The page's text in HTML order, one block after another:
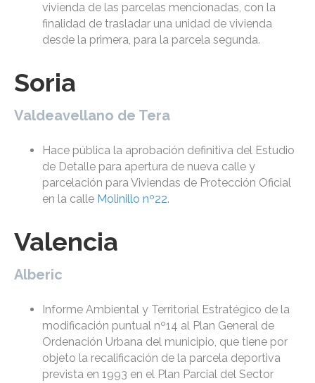
vivienda de las parcelas mencionadas, con la
finalidad de trasladar una unidad de vivienda
desde la primera, para la parcela segunda.
Soria
Valdeavellano de Tera
Hace pública la aprobación definitiva del Estudio
de Detalle para apertura de nueva calle y
parcelación para Viviendas de Protección Oficial
en la calle Molinillo nº22.
Valencia
Alberic
Informe Ambiental y Territorial Estratégico de la
modificación puntual nº14 al Plan General de
Ordenación Urbana del municipio, que tiene por
objeto la recalificación de la parcela deportiva
prevista en 1993 en el Plan Parcial del Sector